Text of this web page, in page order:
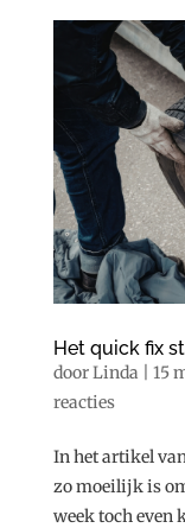
Het quick fix
doorLinda 15
reacties
In het artikel
zo moeilijk is
week toch even